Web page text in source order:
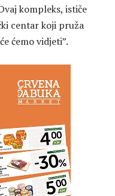
kompleks, ističe
centar koji pruža
ćemo vidjeti”.